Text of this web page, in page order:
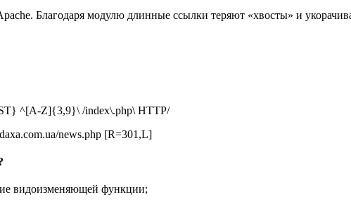
Благодаря модулю длинные ссылки теряют «хвосты» и
^[A-Z]{3,9}\ /index\.php\ HTTP/
news.php [R=301,L]
видоизменяющей функции;